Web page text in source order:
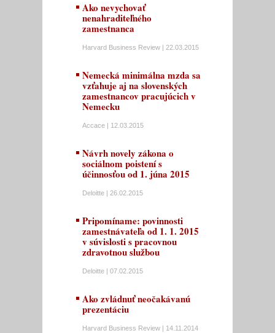
Ako nevychovať
nenahraditeľného
zamestnanca
Harvard Business Review | 22.03.2015
Nemecká minimálna mzda sa
vzťahuje aj na slovenských
zamestnancov pracujúcich v
Nemecku
Accace | 12.03.2015
Návrh novely zákona o
sociálnom poistení s
účinnosťou od 1. júna 2015
Deloitte | 26.02.2015
Pripomíname: povinnosti
zamestnávateľa od 1. 1. 2015
v súvislosti s pracovnou
zdravotnou službou
Deloitte | 07.02.2015
Ako zvládnuť neočakávanú
prezentáciu
Harvard Business Review | 14.11.2014